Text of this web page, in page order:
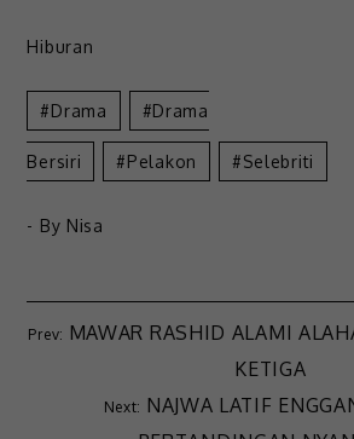
Hiburan
Drama Drama
Bersiri Pelakon Selebriti
- By Nisa
MAWAR RASHID ALAMI
KETIGA
NAJWA LATIF